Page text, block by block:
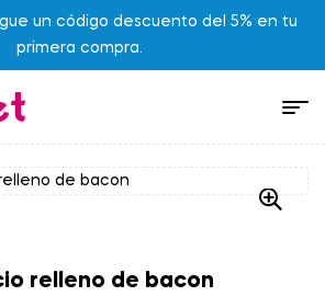
un código descuento del 5% en tu
primera compra.
relleno de bacon